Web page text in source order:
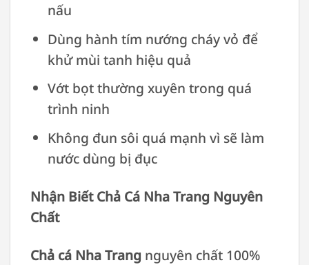
nấu
Dùng hành tím nướng cháy vỏ để
khử mùi tanh hiệu quả
Vớt bọt thường xuyên trong quá
trình ninh
Không đun sôi quá mạnh vì sẽ làm
nước dùng bị đục
Nhận Biết Chả Cá Nha Trang Nguyên
Chất
Chả cá Nha Trang nguyên chất 100%